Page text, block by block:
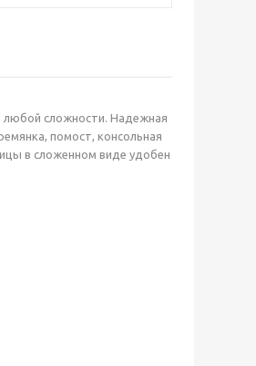
любой сложности. Надежная
помост, консольная
в сложенном виде удобен